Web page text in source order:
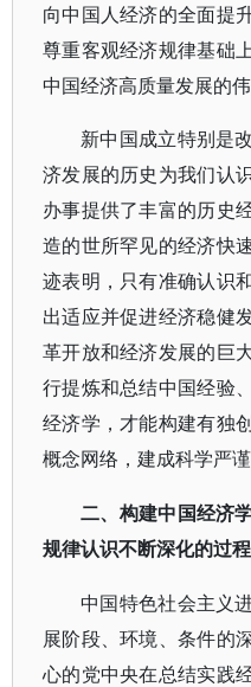
向中国人经济的全面提
尊重客观经济规律基础
中国经济高质量发展的伟
新中国成立特别是
济发展的历史为我们认
办事提供了丰富的历史
造的世所罕见的经济快
迹表明，只有准确认识
出适应并促进经济稳健
革开放和经济发展的巨
行提炼和总结中国经验
经济学，才能构建有独
概念网络，建成科学严
二、构建中国经济
规律认识不断深化的过程
中国特色社会主义
展阶段、环境、条件的
心的党中央在总结实践